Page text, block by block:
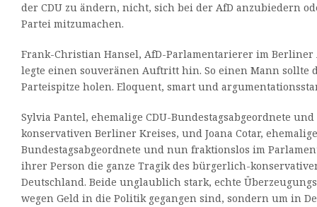
der CDU zu ändern, nicht, sich bei der AfD anzubiedern
Partei mitzumachen.
Frank-Christian Hansel, AfD-Parlamentarierer im Berliner
legte einen souveränen Auftritt hin. So einen Mann sollte
Parteispitze holen. Eloquent, smart und
Sylvia Pantel, ehemalige CDU-Bundestagsabgeordnete
konservativen Berliner Kreises, und Joana Cotar,
Bundestagsabgeordnete und nun fraktionslos im
ihrer Person die ganze Tragik des bürgerlich-
Deutschland. Beide unglaublich stark, echte
wegen Geld in die Politik gegangen sind, sondern um in